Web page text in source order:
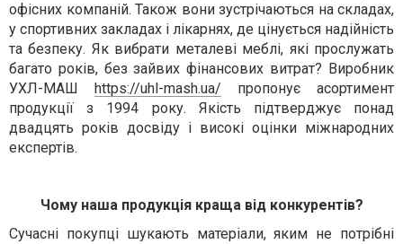
офісних компаній. Також вони зустрічаються на складах,
у спортивних закладах і лікарнях, де цінується надійність
та безпеку. Як вибрати металеві меблі, які прослужать
багато років, без зайвих фінансових витрат? Виробник
УХЛ-МАШ https://uhl-mash.ua/ пропонує асортимент
продукції з 1994 року. Якість підтверджує понад
двадцять років досвіду і високі оцінки міжнародних
експертів.
Чому наша продукція краща від конкурентів?
Сучасні покупці шукають матеріали, яким не потрібні